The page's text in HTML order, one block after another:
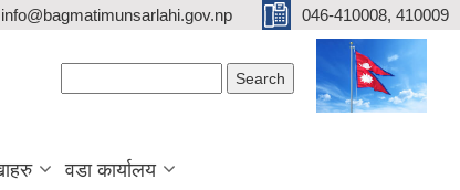
046-410008, 410009
वडा कार्यालय